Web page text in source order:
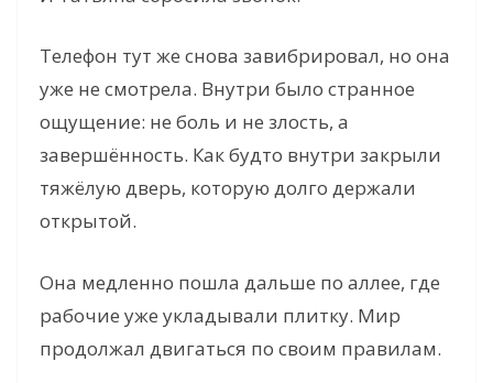
Телефон тут же снова завибрировал, но она
уже не смотрела. Внутри было странное
ощущение: не боль и не злость, а
завершённость. Как будто внутри закрыли
тяжёлую дверь, которую долго держали
открытой.
Она медленно пошла дальше по аллее, где
рабочие уже укладывали плитку. Мир
продолжал двигаться по своим правилам.